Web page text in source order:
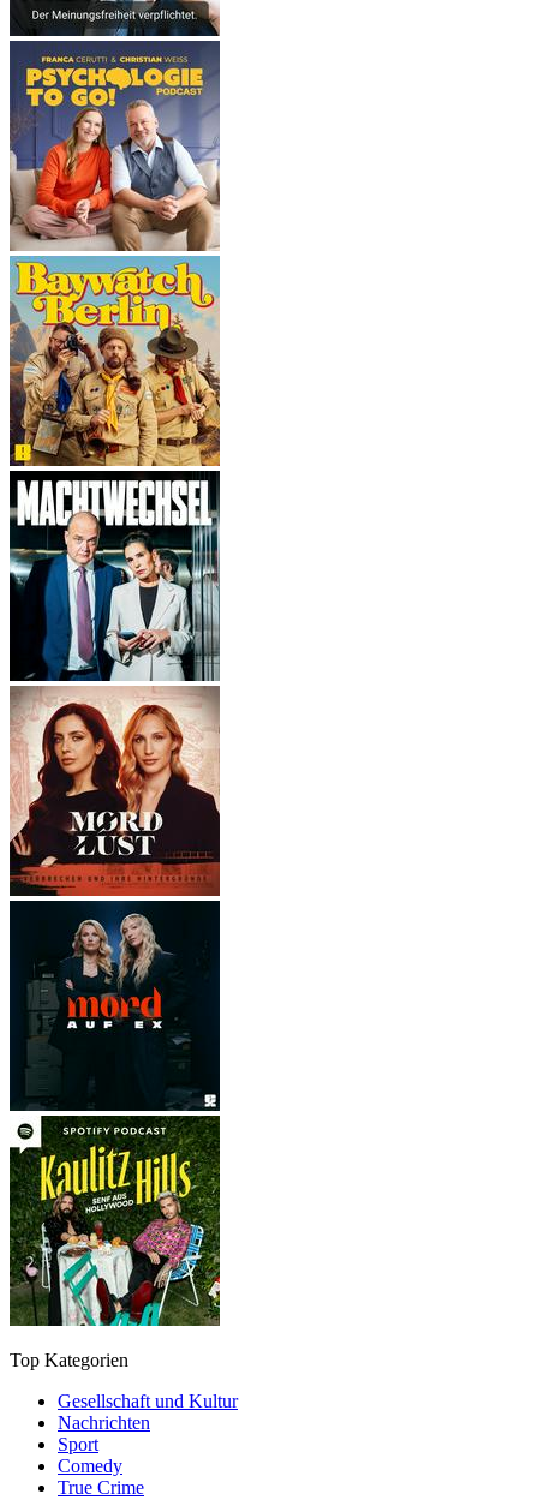
Top Kategorien
Gesellschaft und Kultur
Nachrichten
Sport
Comedy
True Crime